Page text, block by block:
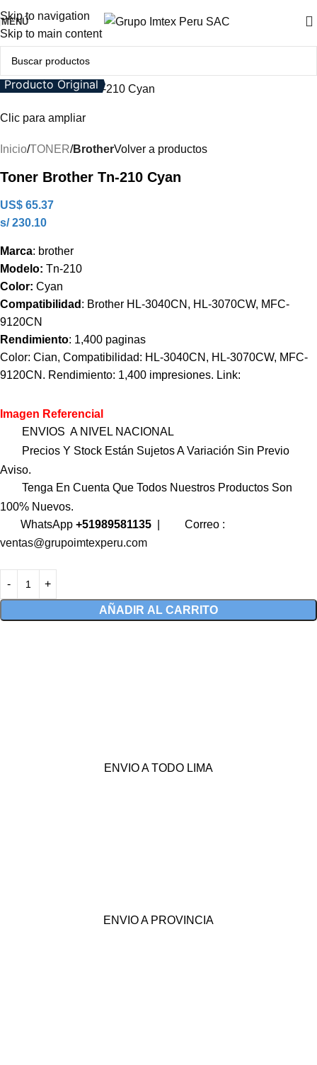
Skip to navigation
Skip to main content
MENÚ
Producto Original
Clic para ampliar
Inicio TONER BrotherVolver a productos
Toner Brother Tn-210 Cyan
US$ 65.37
s/ 230.10
Marca: brother
Modelo: Tn-210
Color: Cyan
Compatibilidad : Brother HL-3040CN, HL-3070CW, MFC-
9120CN
Rendimiento: 1,400 paginas
Color: Cian, Compatibilidad: HL-3040CN, HL-3070CW, MFC-
9120CN. Rendimiento: 1,400 impresiones. Link:
Imagen Referencial
ENVIOS A NIVEL NACIONAL
Precios Y Stock Están Sujetos A Variación Sin Previo
Aviso.
Tenga En Cuenta Que Todos Nuestros Productos Son
100% Nuevos.
WhatsApp +51989581135
Correo :
ventas@grupoimtexperu.com
AÑADIR AL CARRITO
ENVIO A TODO LIMA
ENVIO A PROVINCIA